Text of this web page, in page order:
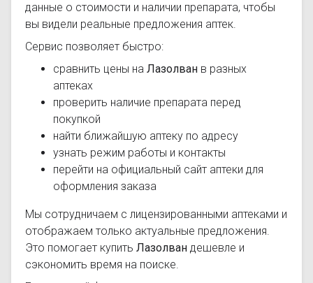
данные о стоимости и наличии препарата, чтобы
вы видели реальные предложения аптек.
Сервис позволяет быстро:
сравнить цены на Лазолван в разных
аптеках
проверить наличие препарата перед
покупкой
найти ближайшую аптеку по адресу
узнать режим работы и контакты
перейти на официальный сайт аптеки для
оформления заказа
Мы сотрудничаем с лицензированными аптеками и
отображаем только актуальные предложения.
Это помогает купить Лазолван дешевле и
сэкономить время на поиске.